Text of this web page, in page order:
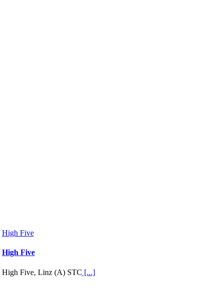
High Five
High Five
High Five, Linz (A) STC [...]